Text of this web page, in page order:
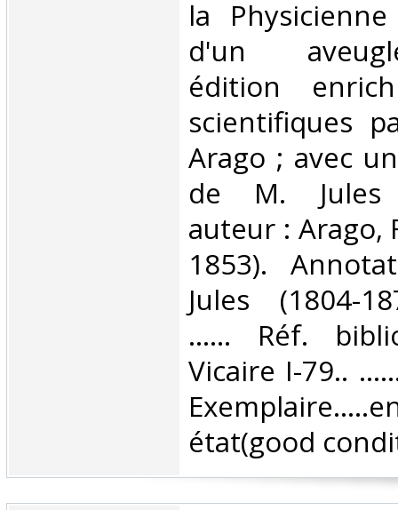
la
d'un
édition
scientifiques
Arago ; avec
de M. Jules
auteur : Arago,
1853).
Jules (1804-
...... Réf.
Vicaire I-79..
état(good